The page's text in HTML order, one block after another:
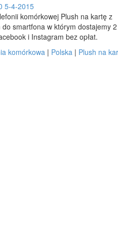
5-4-2015
komórkowej Plush na kartę z
smartfona w którym dostajemy 2
i Instagram bez opłat.
komórkowa | Polska | Plush na